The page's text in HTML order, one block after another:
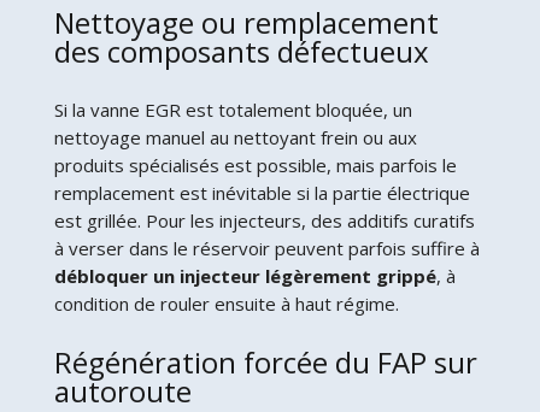
Nettoyage ou remplacement
des composants défectueux
Si la vanne EGR est totalement bloquée, un
nettoyage manuel au nettoyant frein ou aux
produits spécialisés est possible, mais parfois le
remplacement est inévitable si la partie électrique
est grillée. Pour les injecteurs, des additifs curatifs
à verser dans le réservoir peuvent parfois suffire à
débloquer un injecteur légèrement grippé, à
condition de rouler ensuite à haut régime.
Régénération forcée du FAP sur
autoroute